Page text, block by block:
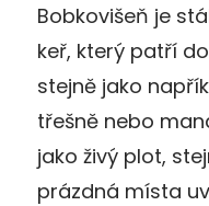
Bobkovišeň je
keř, který patří
stejně jako
třešně nebo
jako živý plot,
prázdná místa